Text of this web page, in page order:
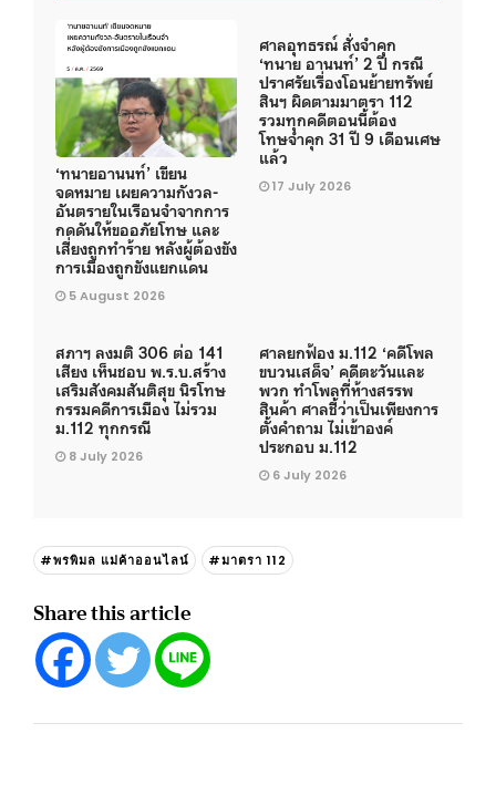
‘ทนายอานนท์’ เขียน
จดหมาย เผยความกังวล-
อันตรายในเรือนจำจากการ
กดดันให้ขออภัยโทษ และ
เสี่ยงถูกทำร้าย หลังผู้ต้องขัง
การเมืองถูกขังแยกแดน
5 August 2026
ศาลอุทธรณ์ สั่งจำคุก
‘ทนาย อานนท์’ 2 ปี กรณี
ปราศรัยเรื่องโอนย้ายทรัพย์
สินฯ ผิดตามมาตรา 112
รวมทุกคดีตอนนี้ต้อง
โทษจำคุก 31 ปี 9 เดือนเศษ
แล้ว
17 July 2026
สภาฯ ลงมติ 306 ต่อ 141
เสียง เห็นชอบ พ.ร.บ.สร้าง
เสริมสังคมสันติสุข นิรโทษ
กรรมคดีการเมือง ไม่รวม
ม.112 ทุกกรณี
8 July 2026
ศาลยกฟ้อง ม.112 ‘คดีโพล
ขบวนเสด็จ’ คดีตะวันและ
พวก ทำโพลที่ห้างสรรพ
สินค้า ศาลชี้ว่าเป็นเพียงการ
ตั้งคำถาม ไม่เข้าองค์
ประกอบ ม.112
6 July 2026
#พรพิมล แม่ค้าออนไลน์ #มาตรา 112
Share this article